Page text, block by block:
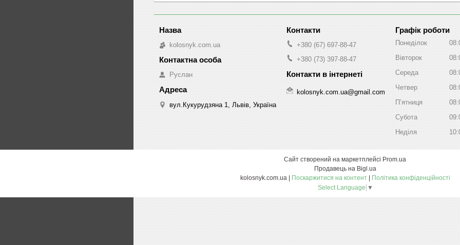
kolosnyk.com.ua
Руслан
вул.Кукурудзяна 1, Львів, Україна
+380 (67) 697-88-47
+380 (73) 397-88-47
kolosnyk.com.ua@gmail.com
Графік роботи
Понеділок
Вівторок
Середа
Четвер
Пʼятниця
Субота
Неділя
Сайт створений на маркетплейсі Prom.ua
Продавець на Bigl.ua
Поскаржитися на контент
Політика конфіденційності
Select Language ▼